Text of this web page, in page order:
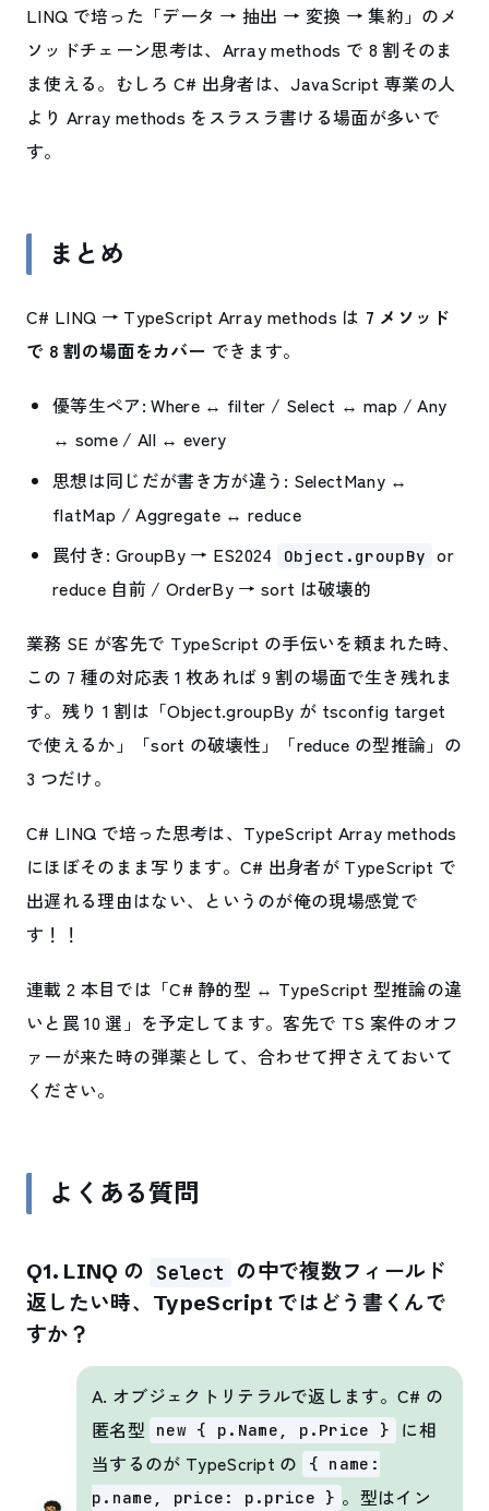
LINQ で培った「データ → 抽出 → 変換 → 集約」のメ
ソッドチェーン思考は、Array methods で 8 割そのま
ま使える。むしろ C# 出身者は、JavaScript 専業の人
より Array methods をスラスラ書ける場面が多いで
す。
まとめ
C# LINQ → TypeScript Array methods は 7 メソッド
で 8 割の場面をカバー できます。
優等生ペア: Where ↔ filter / Select ↔ map / Any
↔ some / All ↔ every
思想は同じだが書き方が違う: SelectMany ↔
flatMap / Aggregate ↔ reduce
罠付き: GroupBy → ES2024
Object.groupBy or
reduce 自前 / OrderBy → sort は破壊的
業務 SE が客先で TypeScript の手伝いを頼まれた時、
この 7 種の対応表 1 枚あれば 9 割の場面で生き残れま
す。残り 1 割は「Object.groupBy が tsconfig target
で使えるか」「sort の破壊性」「reduce の型推論」の
3 つだけ。
C# LINQ で培った思考は、TypeScript Array methods
にほぼそのまま写ります。C# 出身者が TypeScript で
出遅れる理由はない、というのが俺の現場感覚で
す！！
連載 2 本目では「C# 静的型 ↔ TypeScript 型推論の違
いと罠 10 選」を予定してます。客先で TS 案件のオフ
ァーが来た時の弾薬として、合わせて押さえておいて
ください。
よくある質問
Q1. LINQ の Select の中で複数フィールド
返したい時、TypeScript ではどう書くんで
すか？
A. オブジェクトリテラルで返します。C# の
匿名型
new { p.Name, p.Price }
に相
当するのが TypeScript の
{ name:
p.name, price: p.price } 。型はイン